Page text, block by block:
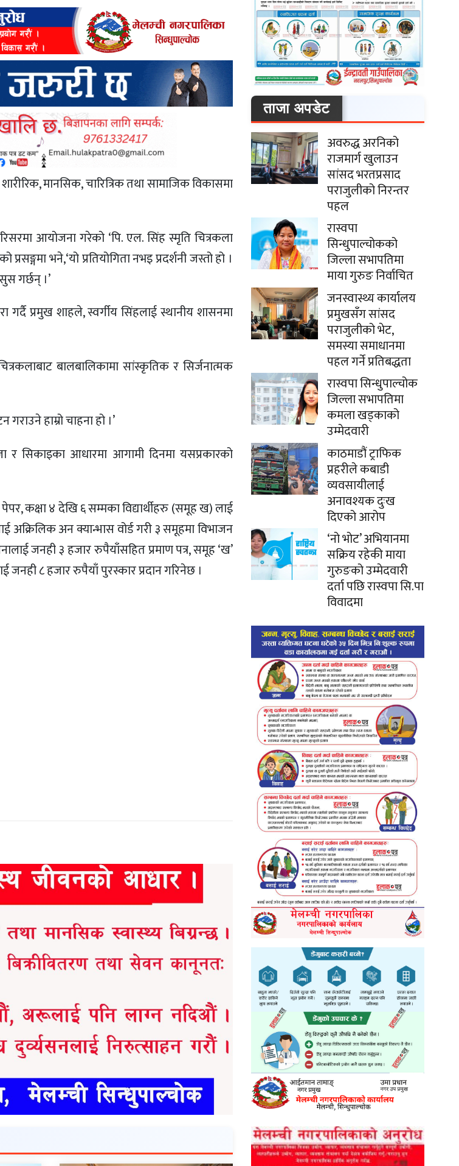
मानसिक, चारित्रिक तथा सामाजिक विकासमा
आयोजना गरेको ‘पि. एल. सिंह स्मृति चित्रकला
भने,‘यो प्रतियोगिता नभइ प्रदर्शनी जस्तो हो ।
गर्छन् ।’
गर्दै प्रमुख शाहले, स्वर्गीय सिंहलाई स्थानीय शासनमा
बालबालिकामा सांस्कृतिक र सिर्जनात्मक
हाम्रो चाहना हो ।’
सिकाइका आधारमा आगामी दिनमा यसप्रकारको
कक्षा ४ देखि ६ सम्मका विद्यार्थीहरु (समूह ख) लाई
अन क्यान्भास वोर्ड गरी ३ समूहमा विभाजन
जनही ३ हजार रुपैयाँसहित प्रमाण पत्र, समूह ‘ख’
जनही ८ हजार रुपैयाँ पुरस्कार प्रदान गरिनेछ ।
ताजा अपडेट
अवरुद्ध अरनिको
राजमार्ग खुलाउन
सांसद भरतप्रसाद
पराजुलीको निरन्तर
पहल
रास्वपा
सिन्धुपाल्चोकको
जिल्ला सभापतिमा
माया गुरुङ निर्वाचित
जनस्वास्थ्य कार्यालय
प्रमुखसँग सांसद
पराजुलीको भेट,
समस्या समाधानमा
पहल गर्ने प्रतिबद्धता
रास्वपा सिन्धुपाल्चोक
जिल्ला सभापतिमा
कमला खड्काको
उम्मेदवारी
काठमाडौं ट्राफिक
प्रहरीले कबाडी
व्यवसायीलाई
अनावश्यक दुःख
दिएको आरोप
‘नो भोट’ अभियानमा
सक्रिय रहेकी माया
गुरुङको उम्मेदवारी
दर्ता पछि रास्वपा सि.पा
विवादमा